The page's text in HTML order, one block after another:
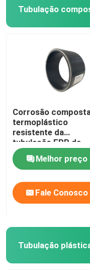
Tubulação
Corrosão
termoplástico
resistente da
tubulação FRP da
temperatura anti
Melhor preço
Fale Conosco